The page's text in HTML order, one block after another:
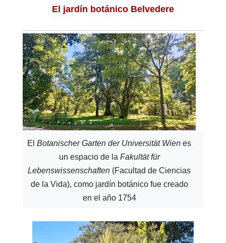
El jardín botánico Belvedere
El Botanischer Garten der Universität Wien es
un espacio de la Fakultät für
Lebenswissenschaften (Facultad de Ciencias
de la Vida), como jardín botánico fue creado
en el año 1754